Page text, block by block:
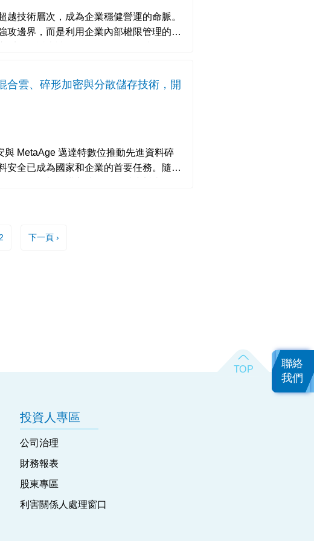
技術層次，成為企業穩健營運的命脈。
攻邊界，而是利用企業內部權限管理的縫
合雲、碎形加密與分散儲存技術，開
安全已成為國家和企業的首要任務。隨著
下一頁 ›
投資人專區
公司治理
財務報表
股東專區
利害關係人處理窗口
聯絡
我們